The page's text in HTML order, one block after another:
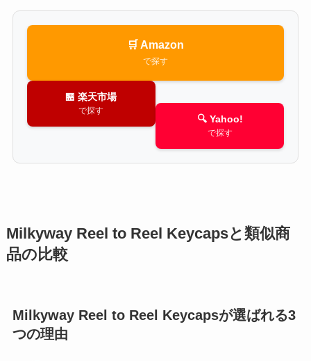
🛒 Amazon
で探す
🏪 楽天市場
で探す
🔍 Yahoo!
で探す
Milkyway Reel to Reel Keycapsと類似商
品の比較
Milkyway Reel to Reel Keycapsが選ばれる3
つの理由